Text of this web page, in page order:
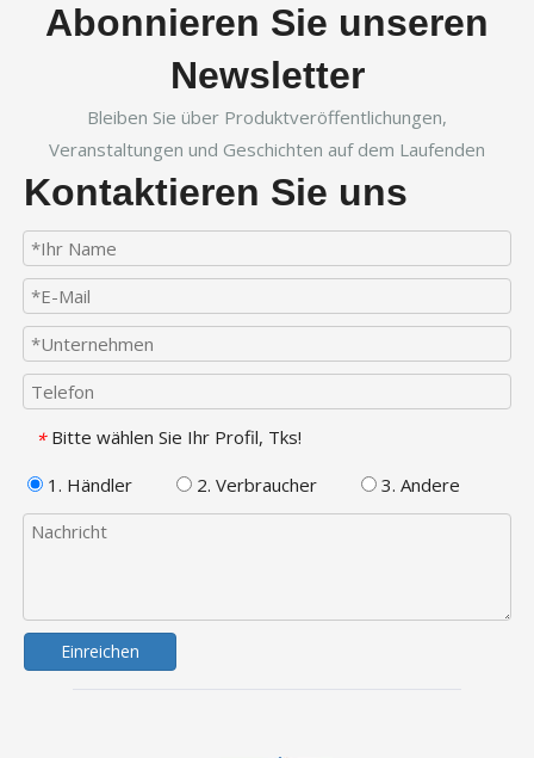
Abonnieren Sie unseren
Newsletter
Bleiben Sie über Produktveröffentlichungen,
Veranstaltungen und Geschichten auf dem Laufenden
Kontaktieren Sie uns
* Bitte wählen Sie Ihr Profil, Tks!
1. Händler
2. Verbraucher 3. Andere
Einreichen